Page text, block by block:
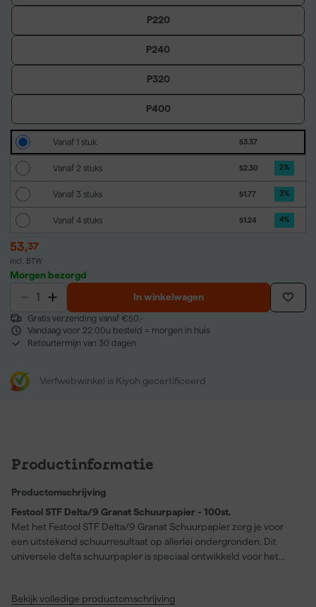
P220
P240
P320
P400
Vanaf 1 stuk 53.37
Vanaf 2 stuks 52.30 2%
Vanaf 3 stuks 51.77 3%
Vanaf 4 stuks 51.24 4%
53,37
incl. BTW
Morgen bezorgd
In winkelwagen
Gratis verzending vanaf €50,-
Vandaag voor 22:00u besteld = morgen in huis
Retourtermijn van 30 dagen
Verfwebwinkel is Kiyoh gecertificeerd
Productinformatie
Productomschrijving
Festool STF Delta/9 Granat Schuurpapier - 100st.
Met het Festool STF Delta/9 Granat Schuurpapier zorg je voor
een uitstekend schuurresultaat op allerlei ondergronden. Dit
universele delta schuurpapier is speciaal ontwikkeld voor het
ondergronden, zoals kunststof, minerale grondstoffen en acryl,
Bekijk volledige productomschrijving